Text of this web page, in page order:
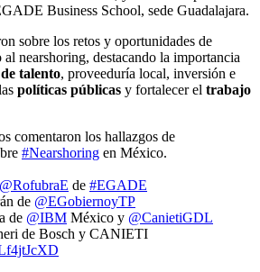
Business School, sede Guadalajara.
sobre los retos y oportunidades de
nearshoring, destacando la importancia
talento, proveeduría local, inversión e
políticas públicas y fortalecer el trabajo
comentaron los hallazgos de
#Nearshoring en México.
@RofubraE de #EGADE
de @EGobiernoyTP
de @IBM México y @CanietiGDL
de Bosch y CANIETI